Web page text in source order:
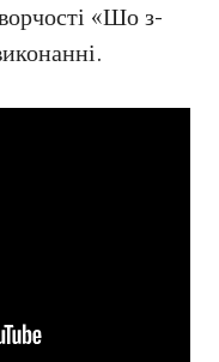
«Шо з-